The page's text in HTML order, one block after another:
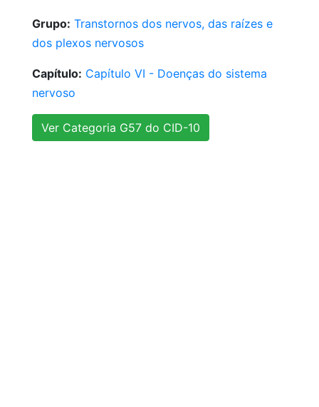
Grupo: Transtornos dos nervos, das raízes e
dos plexos nervosos
Capítulo: Capítulo VI - Doenças do sistema
nervoso
Ver Categoria G57 do CID-10